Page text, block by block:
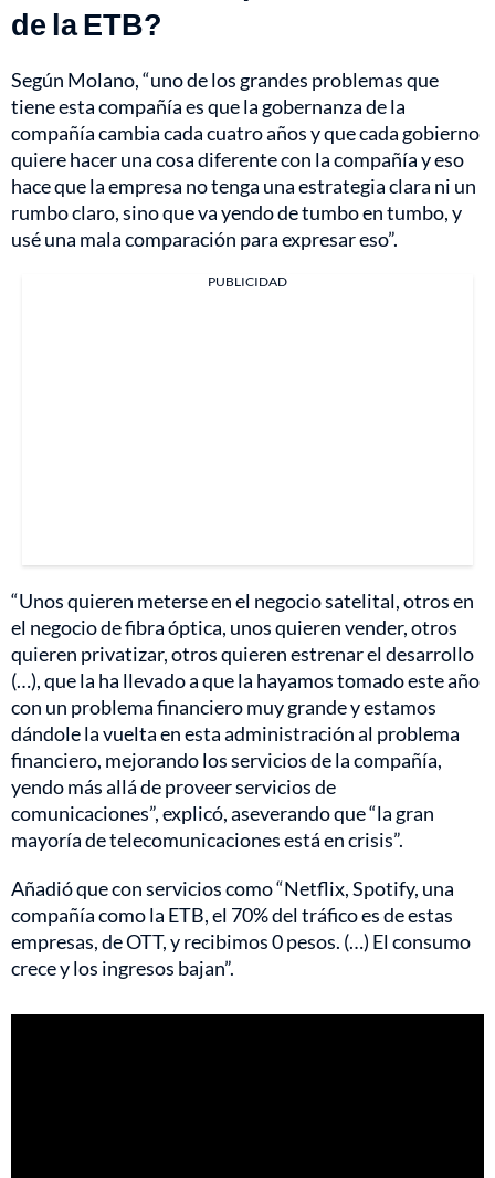
de la ETB?
Según Molano, “uno de los grandes problemas que
tiene esta compañía es que la gobernanza de la
compañía cambia cada cuatro años y que cada gobierno
quiere hacer una cosa diferente con la compañía y eso
hace que la empresa no tenga una estrategia clara ni un
rumbo claro, sino que va yendo de tumbo en tumbo, y
usé una mala comparación para expresar eso”.
PUBLICIDAD
“Unos quieren meterse en el negocio satelital, otros en
el negocio de fibra óptica, unos quieren vender, otros
quieren privatizar, otros quieren estrenar el desarrollo
(…), que la ha llevado a que la hayamos tomado este año
con un problema financiero muy grande y estamos
dándole la vuelta en esta administración al problema
financiero, mejorando los servicios de la compañía,
yendo más allá de proveer servicios de
comunicaciones”, explicó, aseverando que “la gran
mayoría de telecomunicaciones está en crisis”.
Añadió que con servicios como “Netflix, Spotify, una
compañía como la ETB, el 70% del tráfico es de estas
empresas, de OTT, y recibimos 0 pesos. (…) El consumo
crece y los ingresos bajan”.